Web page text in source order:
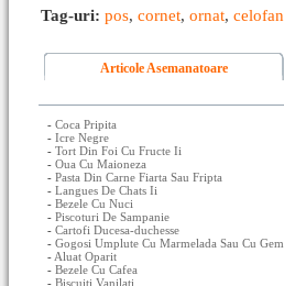
Tag-uri: pos, cornet, ornat, celofan
Articole Asemanatoare
- Coca Pripita
- Icre Negre
- Tort Din Foi Cu Fructe Ii
- Oua Cu Maioneza
- Pasta Din Carne Fiarta Sau Fripta
- Langues De Chats Ii
- Bezele Cu Nuci
- Piscoturi De Sampanie
- Cartofi Ducesa-duchesse
- Gogosi Umplute Cu Marmelada Sau Cu Gem
- Aluat Oparit
- Bezele Cu Cafea
- Biscuiti Vanilati